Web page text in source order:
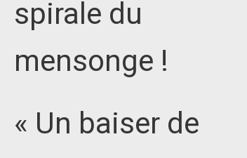
spirale du
mensonge !
« Un baiser de